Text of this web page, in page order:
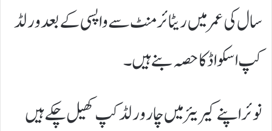
سال کی عمر میں ریٹائرمنٹ سے واپسی کے بعد ورلڈ
کپ اسکواڈ کا حصہ بنے ہیں۔
نوئر اپنے کیریئر میں چار ورلڈ کپ کھیل چکے ہیں